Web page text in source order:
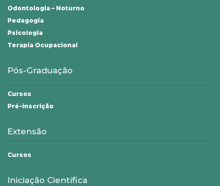
Odontologia – Noturno
Pedagogia
Psicologia
Terapia Ocupacional
Pós-Graduação
Cursos
Pré-inscrição
Extensão
Cursos
Iniciação Científica